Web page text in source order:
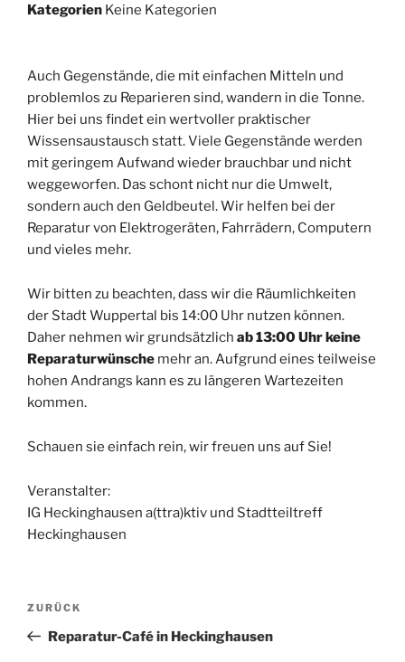
Kategorien Keine Kategorien
Auch Gegenstände, die mit einfachen Mitteln und
problemlos zu Reparieren sind, wandern in die Tonne.
Hier bei uns findet ein wertvoller praktischer
Wissensaustausch statt. Viele Gegenstände werden
mit geringem Aufwand wieder brauchbar und nicht
weggeworfen. Das schont nicht nur die Umwelt,
sondern auch den Geldbeutel. Wir helfen bei der
Reparatur von Elektrogeräten, Fahrrädern, Computern
und vieles mehr.
Wir bitten zu beachten, dass wir die Räumlichkeiten
der Stadt Wuppertal bis 14:00 Uhr nutzen können.
Daher nehmen wir grundsätzlich ab 13:00 Uhr keine
Reparaturwünsche mehr an. Aufgrund eines teilweise
hohen Andrangs kann es zu längeren Wartezeiten
kommen.
Schauen sie einfach rein, wir freuen uns auf Sie!
Veranstalter:
IG Heckinghausen a(ttra)ktiv und Stadtteiltreff
Heckinghausen
Beitragsnavigation
Vorheriger
Beitrag
ZURÜCK
Reparatur-Café in Heckinghausen